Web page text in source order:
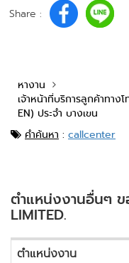
Share :
หางาน
เจ้าหน้าที่บริการลูกค้าทาง
EN) ประจำ บางเขน
คำค้นหา : callcenter
ตำแหน่งงานอื่นๆ ข
LIMITED.
ตำแหน่งงาน